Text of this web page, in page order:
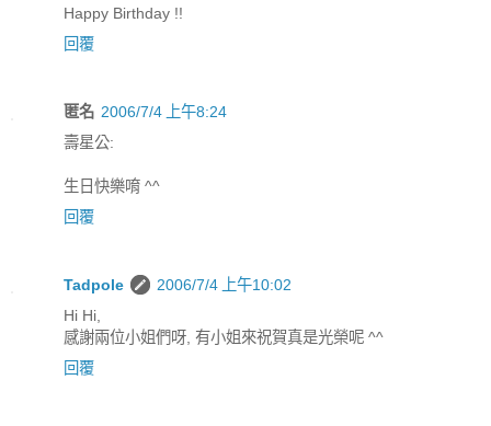
Happy Birthday !!
回覆
匿名 2006/7/4 上午8:24
壽星公:
生日快樂唷 ^^
回覆
Tadpole
2006/7/4 上午10:02
Hi Hi,
感謝兩位小姐們呀, 有小姐來祝賀真是光榮呢 ^^
回覆